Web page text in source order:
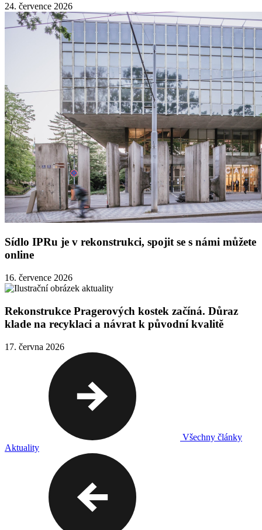
24. července 2026
Sídlo IPRu je v rekonstrukci, spojit se s námi můžete
online
16. července 2026
Rekonstrukce Pragerových kostek začíná. Důraz
klade na recyklaci a návrat k původní kvalitě
17. června 2026
Všechny články
Aktuality